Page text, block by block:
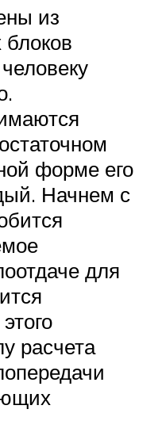
из
форме его
Начнем с
для
расчета